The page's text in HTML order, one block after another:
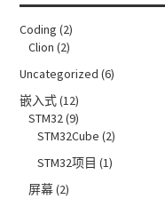
Coding (2)
Clion (2)
Uncategorized (6)
嵌入式(12)
STM32(9)
STM32Cube (2)
STM32项目 (1)
屏幕(2)